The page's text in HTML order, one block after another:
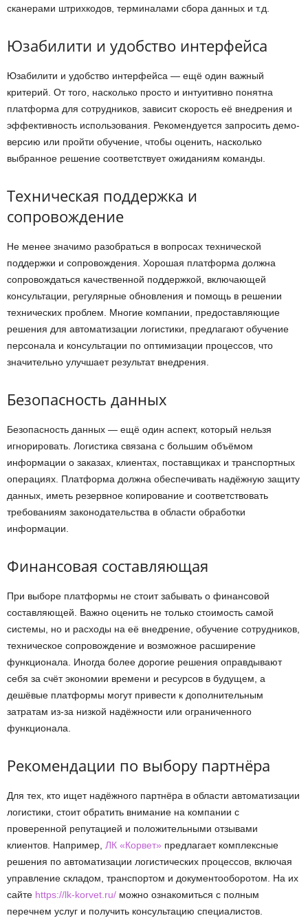
сканерами штрихкодов, терминалами сбора данных и т.д.
Юзабилити и удобство интерфейса
Юзабилити и удобство интерфейса — ещё один важный
критерий. От того, насколько просто и интуитивно понятна
платформа для сотрудников, зависит скорость её внедрения и
эффективность использования. Рекомендуется запросить демо-
версию или пройти обучение, чтобы оценить, насколько
выбранное решение соответствует ожиданиям команды.
Техническая поддержка и
сопровождение
Не менее значимо разобраться в вопросах технической
поддержки и сопровождения. Хорошая платформа должна
сопровождаться качественной поддержкой, включающей
консультации, регулярные обновления и помощь в решении
технических проблем. Многие компании, предоставляющие
решения для автоматизации логистики, предлагают обучение
персонала и консультации по оптимизации процессов, что
значительно улучшает результат внедрения.
Безопасность данных
Безопасность данных — ещё один аспект, который нельзя
игнорировать. Логистика связана с большим объёмом
информации о заказах, клиентах, поставщиках и транспортных
операциях. Платформа должна обеспечивать надёжную защиту
данных, иметь резервное копирование и соответствовать
требованиям законодательства в области обработки
информации.
Финансовая составляющая
При выборе платформы не стоит забывать о финансовой
составляющей. Важно оценить не только стоимость самой
системы, но и расходы на её внедрение, обучение сотрудников,
техническое сопровождение и возможное расширение
функционала. Иногда более дорогие решения оправдывают
себя за счёт экономии времени и ресурсов в будущем, а
дешёвые платформы могут привести к дополнительным
затратам из-за низкой надёжности или ограниченного
функционала.
Рекомендации по выбору партнёра
Для тех, кто ищет надёжного партнёра в области автоматизации
логистики, стоит обратить внимание на компании с
проверенной репутацией и положительными отзывами
клиентов. Например, ЛК «Корвет» предлагает комплексные
решения по автоматизации логистических процессов, включая
управление складом, транспортом и документооборотом. На их
сайте https://lk-korvet.ru/ можно ознакомиться с полным
перечнем услуг и получить консультацию специалистов.